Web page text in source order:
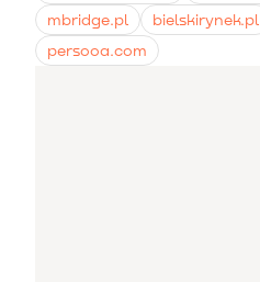
mbridge.pl
bielskirynek.pl
persooa.com